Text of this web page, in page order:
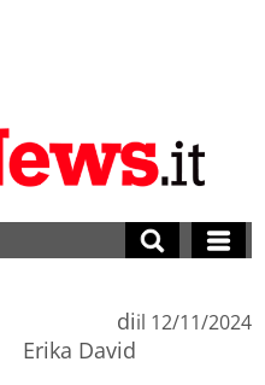
di
Erika David
il 12/11/2024